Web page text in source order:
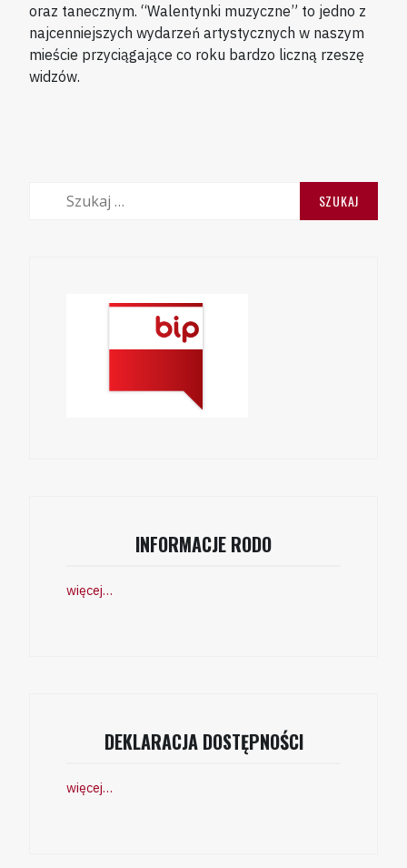
oraz tanecznym. “Walentynki muzyczne” to jedno z
najcenniejszych wydarzeń artystycznych w naszym
mieście przyciągające co roku bardzo liczną rzeszę
widzów.
INFORMACJE RODO
więcej…
DEKLARACJA DOSTĘPNOŚCI
więcej…